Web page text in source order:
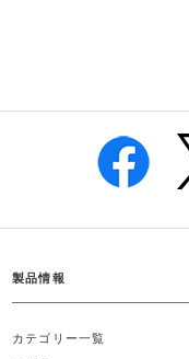
製品情報
カテゴリー一覧